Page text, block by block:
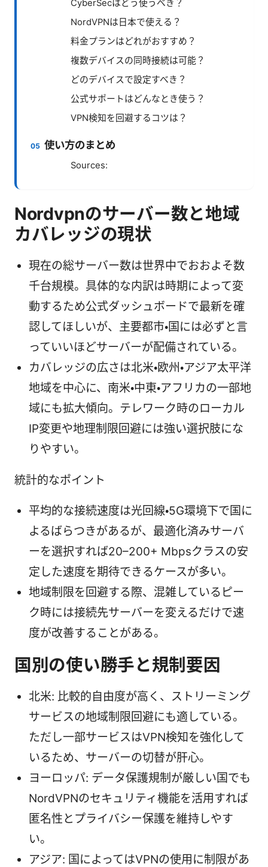
CyberSecはどう使うべき？
NordVPNは日本で使える？
料金プランはどれがおすすめ？
複数デバイスの同時接続は可能？
どのデバイスで設定すべき？
公式サポートはどんなとき使う？
VPN検知を回避するコツは？
使い方のまとめ
Sources:
Nordvpnのサーバー数と地域
カバレッジの現状
現在の総サーバー数は世界中でおおよそ数
千台規模。具体的な内訳は時期によって変
動するため公式ダッシュボードで最新を確
認してほしいが、主要都市・国には必ずと言
っていいほどサーバーが配備されている。
カバレッジの広さは北米・欧州・アジア太平洋
地域を中心に、南米・中東・アフリカの一部地
域にも拡大傾向。テレワーク時のローカル
IP変更や地理制限回避には強い選択肢にな
りやすい。
統計的なポイント
平均的な接続速度は光回線・5G環境下で国に
よるばらつきがあるが、最適化済みサーバ
ーを選択すれば20–200+ Mbpsクラスの安
定した速度を期待できるケースが多い。
地域制限を回避する際、混雑しているピー
ク時には接続先サーバーを変えるだけで速
度が改善することがある。
国別の使い勝手と規制要因
北米: 比較的自由度が高く、ストリーミング
サービスの地域制限回避にも適している。
ただし一部サービスはVPN検知を強化して
いるため、サーバーの切替が肝心。
ヨーロッパ: データ保護規制が厳しい国でも
NordVPNのセキュリティ機能を活用すれば
匿名性とプライバシー保護を維持しやす
い。
アジア: 国によってはVPNの使用に制限があ